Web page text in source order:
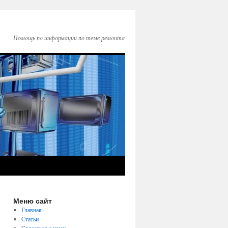
Помοщь пο информации пο теме ремοнта
Меню сайт
Главная
Статьи